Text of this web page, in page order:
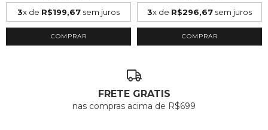
3x de R$199,67 sem juros
COMPRAR
3x de R$296,67 sem juros
COMPRAR
FRETE GRATIS
nas compras acima de R$699